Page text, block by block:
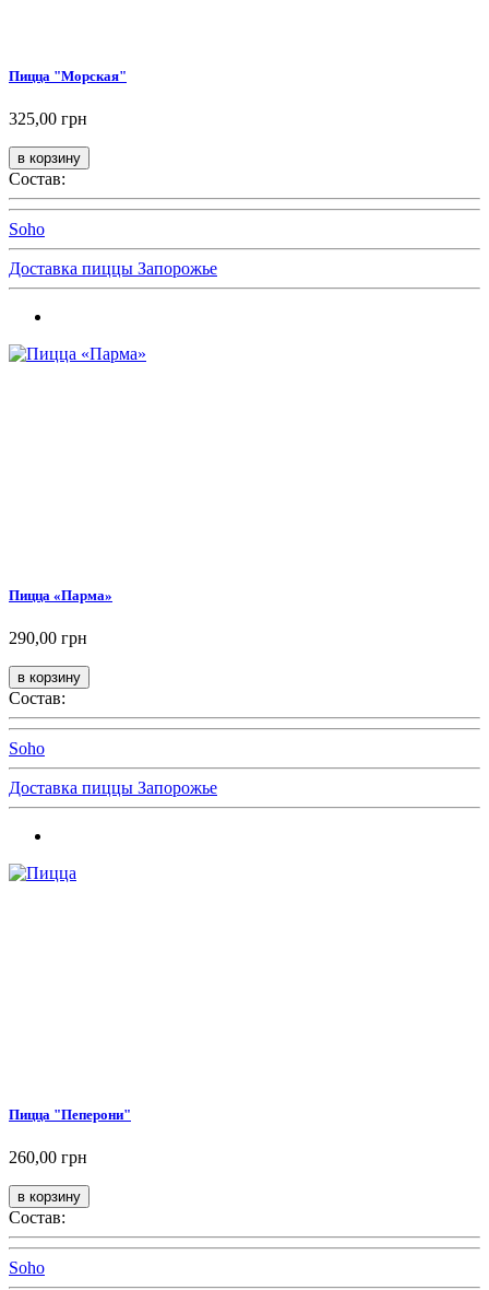
Пицца "Морская"
325,00 грн
Состав:
Soho
Доставка пиццы Запорожье
Пицца «Парма»
290,00 грн
Состав:
Soho
Доставка пиццы Запорожье
Пицца "Пеперони"
260,00 грн
Состав:
Soho